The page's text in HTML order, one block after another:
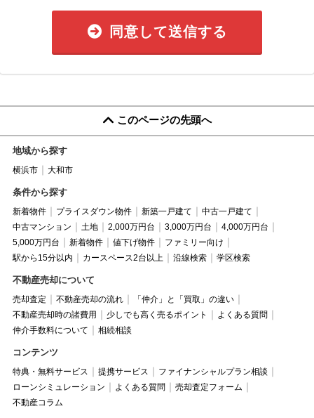
同意して送信する
このページの先頭へ
地域から探す
横浜市 大和市
条件から探す
新着物件 プライスダウン物件 新築一戸建て
中古一戸建て
中古マンション
土地 2,000万円台 3,000万円台
4,000万円台
5,000万円台
新着物件 値下げ物件
ファミリー向け
駅から15分以内
カースペース2台以上 沿線検索 学区検索
不動産売却について
売却査定 不動産売却の流れ
「仲介」と「買取」の違い
不動産売却時の諸費用
少しでも高く売るポイント
よくある質問
仲介手数料について
相続相談
コンテンツ
特典・無料サービス 提携サービス
ファイナンシャルプラン相談
ローンシミュレーション
よくある質問
売却査定フォーム
不動産コラム